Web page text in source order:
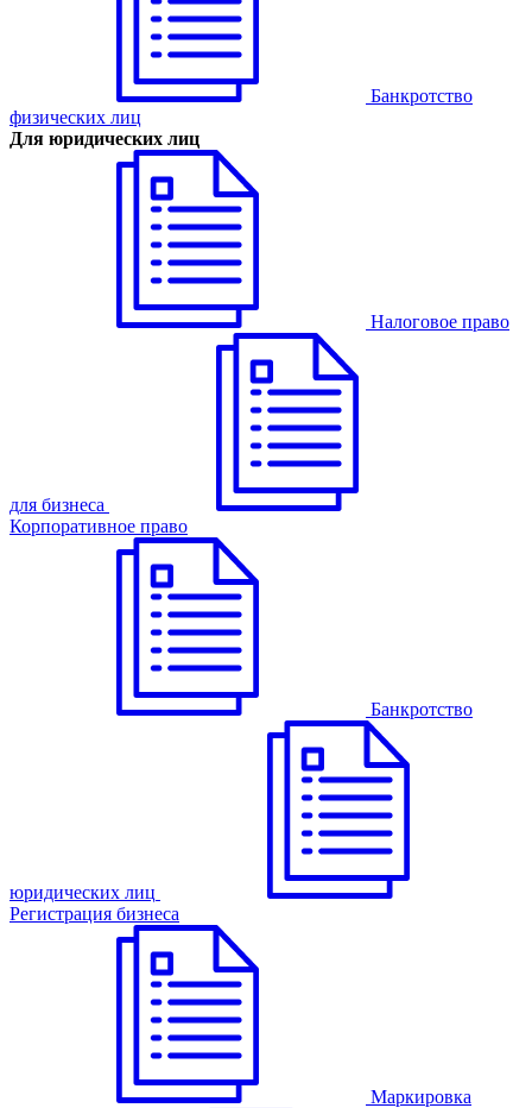
Банкротство
физических лиц
Для юридических лиц
Налоговое право
для бизнеса
Корпоративное право
Банкротство
юридических лиц
Регистрация бизнеса
Маркировка